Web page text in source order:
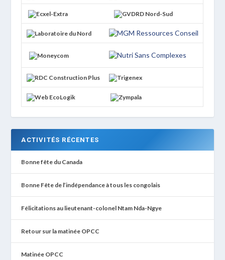
ACTIVITÉS RÉCENTES
Bonne fête du Canada
Bonne Fête de l’indépendance à tous les congolais
Félicitations au lieutenant-colonel Ntam Nda-Ngye
Retour sur la matinée OPCC
Matinée OPCC